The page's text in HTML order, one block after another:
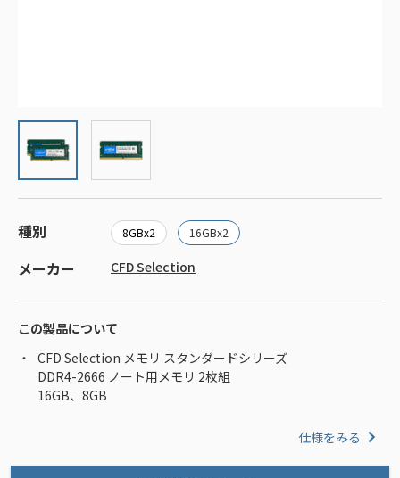
種別 8GBx2 16GBx2
メーカー CFD Selection
この製品について
CFD Selection メモリ スタンダードシリーズ
DDR4-2666 ノート用メモリ 2枚組
16GB、8GB
仕様をみる